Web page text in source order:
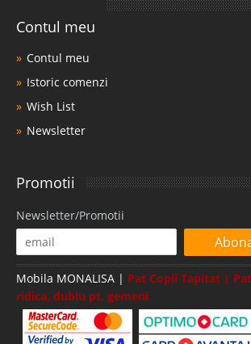
Contul meu
Contul meu
Istoric comenzi
Wish List
Newsletter
Promotii
Newsletter/Promotii
Mobila MONALISA | Pat Copii Tapitat |
ridica, dublu pt. gemeni